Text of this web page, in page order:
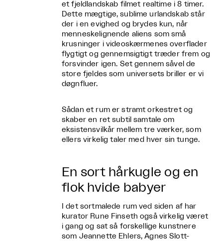
et fjeldlandskab filmet realtime i 8 timer.
Dette mægtige, sublime urlandskab står
der i en evighed og brydes kun, når
menneskelignende aliens som små
krusninger i videoskærmenes overflader
flygtigt og gennemsigtigt træder frem og
forsvinder igen. Set gennem såvel de
store fjeldes som universets briller er vi
døgnfluer.
Sådan et rum er stramt orkestret og
skaber en ret subtil samtale om
eksistensvilkår mellem tre værker, som
ellers virkelig taler med hver sin tunge.
En sort hårkugle og en
flok hvide babyer
I det sortmalede rum ved siden af har
kurator Rune Finseth også virkelig været
i gang og sat så forskellige kunstnere
som Jeannette Ehlers, Agnes Slott-